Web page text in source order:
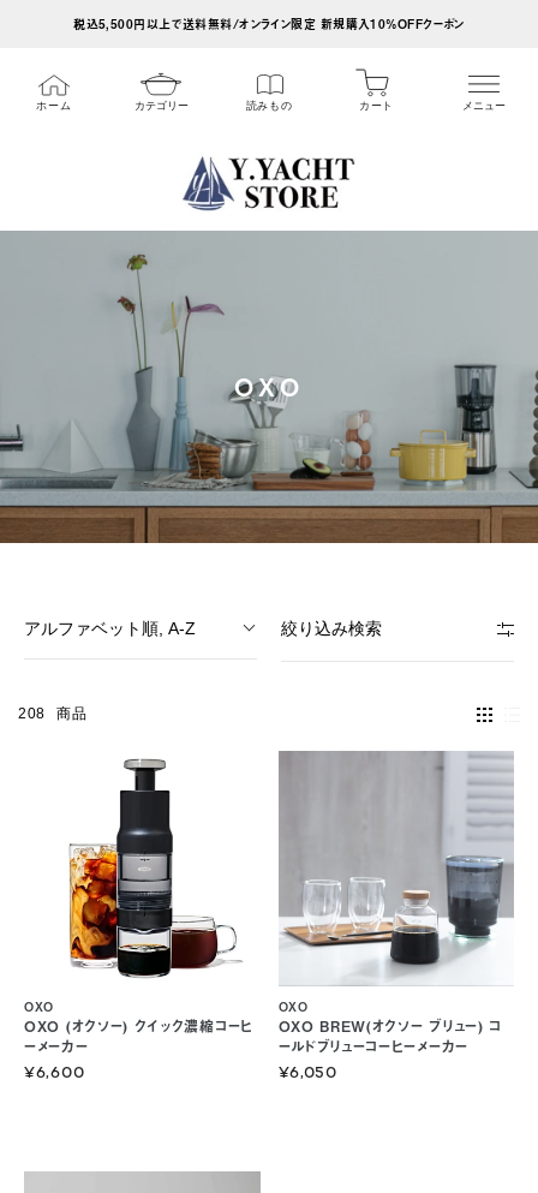
動
す
る
税込5,500円以上で送料無料/オンライン限定 新規購入10%OFFクーポン
ホーム カテゴリー 読みもの カート メニュー
OXO
アルファベット順, A-Z 絞り込み検索
208 商品
OXO (オクソー) クイック濃縮コーヒ
ーメーカー
OXO
¥6,600
OXO BREW(オクソー ブリュー) コ
ールドブリューコーヒーメーカー
OXO
¥6,050